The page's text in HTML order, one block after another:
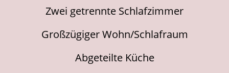
Zwei getrennte Schlafzimmer
GroßzügigerWohn/Schlafraum
Abgeteilte Küche